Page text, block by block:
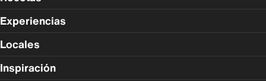
Experiencias
Locales
Inspiración